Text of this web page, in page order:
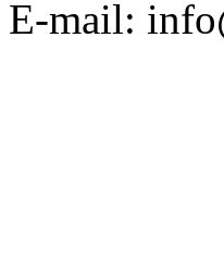
E-mail: